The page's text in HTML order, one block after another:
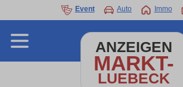
Event Auto Immo
ANZEIGEN
MARKT-
LUEBECK